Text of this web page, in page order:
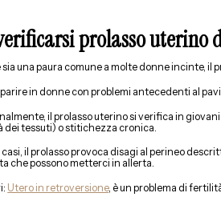
prolasso uterino
sia una paura comune a molte donne incinte,
in donne con problemi antecedenti al
il prolasso uterino si verifica in
dei tessuti) o stitichezza cronica.
casi, il prolasso provoca disagi al perineo
che possono metterci in allerta.
Utero in retroversione, è un problema di